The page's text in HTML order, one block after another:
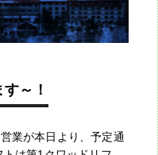
～！
業が本日より、予定通